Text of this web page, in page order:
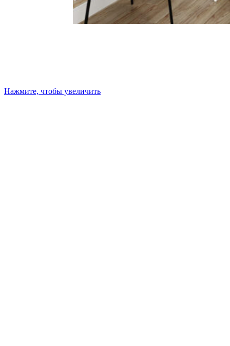
Нажмите, чтобы увеличить